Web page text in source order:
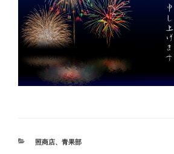
カ
照商店、 青果部